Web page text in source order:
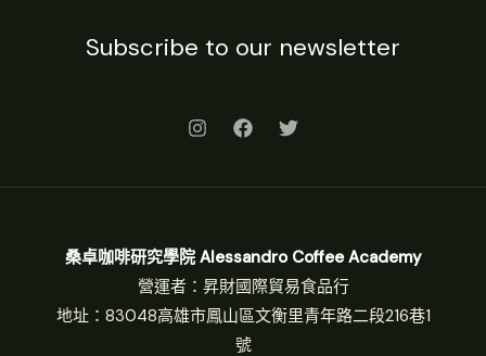
Subscribe to our newsletter
桑卓咖啡研究學院 Alessandro Coffee Academy
營運者：昇財國際貿易食品行
地址：83048高雄市鳳山區文衡里青年路二段216巷1
號